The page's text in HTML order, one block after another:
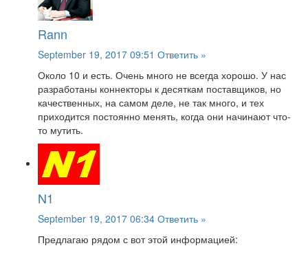
Rann
September 19, 2017 09:51 Ответить »
Около 10 и есть. Очень много не всегда хорошо. У нас
разработаны коннекторы к десяткам поставщиков, но
качественных, на самом деле, не так много, и тех
приходится постоянно менять, когда они начинают что-
то мутить.
N1
September 19, 2017 06:34 Ответить »
Предлагаю рядом с вот этой информацией: